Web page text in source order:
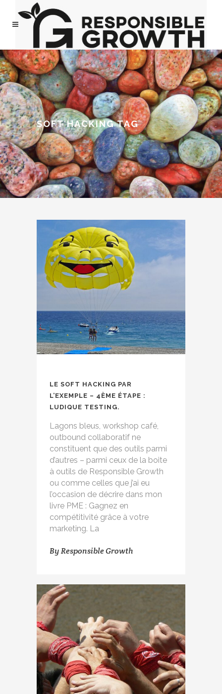
SOFT HACKING TAG
LE SOFT HACKING PAR
L’EXEMPLE – 4ÈME ÉTAPE :
LUDIQUE TESTING.
Lagons bleus, workshop café,
outbound collaboratif ne
constituent que des outils parmi
d’autres – parmi ceux de la boite
à outils de Responsible Growth
ou comme celles que j’ai eu
l’occasion de décrire dans mon
livre PME : Gagnez en
compétitivité grâce à votre
marketing. La
ByResponsible Growth